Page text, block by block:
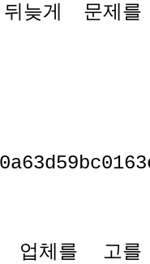
늦게 문제를
업체를 고를